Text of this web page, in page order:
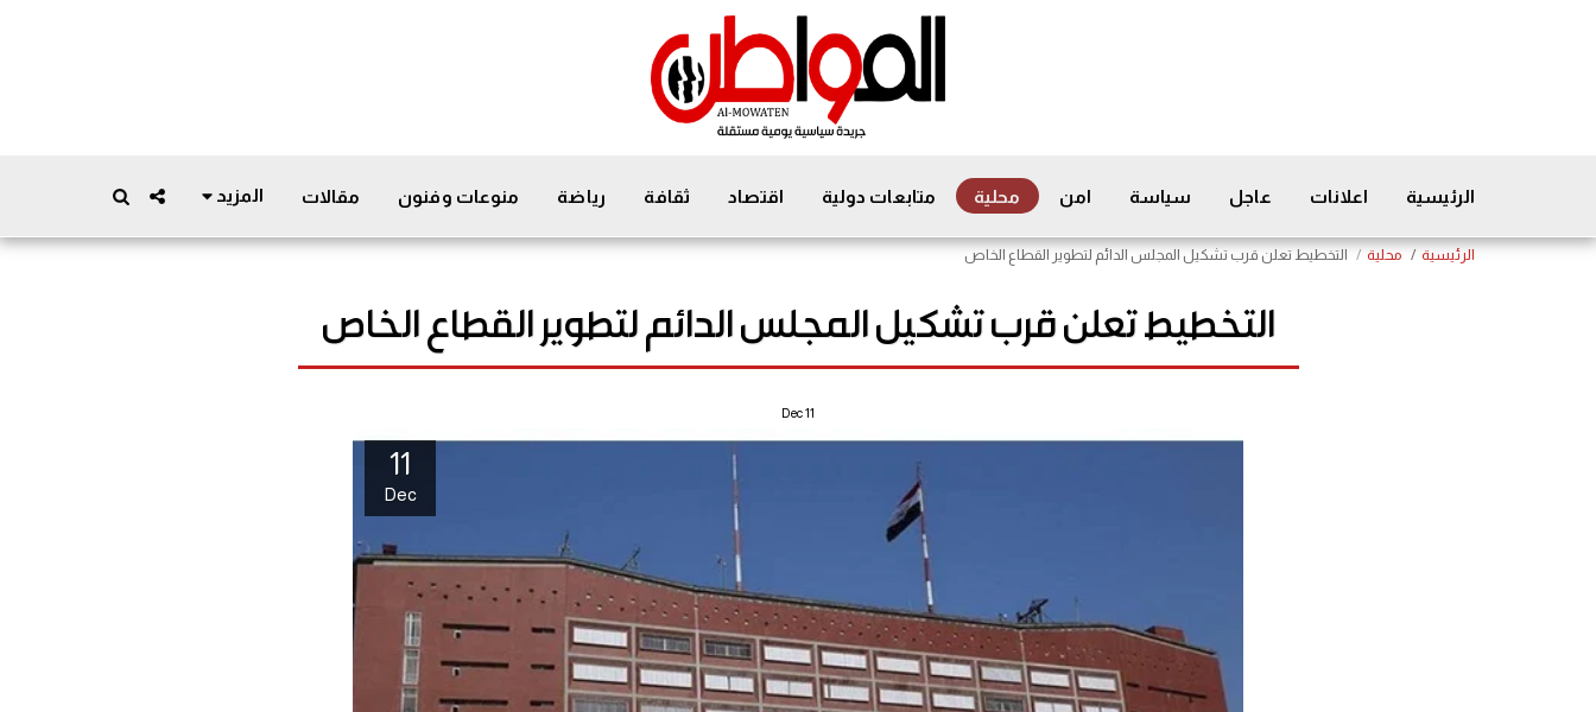
الرئيسية اعلانات عاجل سياسة امن محلية متابعات دولية اقتصاد ثقافة رياضة منوعات وفنون مقالات المزيد
الرئيسية محلية التخطيط تعلن قرب تشكيل المجلس الدائم لتطوير القطاع الخاص
التخطيط تعلن قرب تشكيل المجلس الدائم لتطوير القطاع الخاص
11
Dec
11
Dec